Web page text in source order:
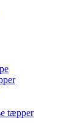
tæpper